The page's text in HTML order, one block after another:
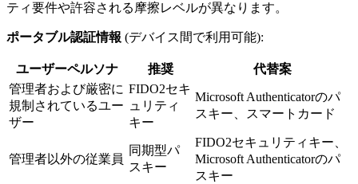
ティ要件や許容される摩擦レベルが異なります。
ポータブル認証情報 (デバイス間で利用可能):
ユーザーペルソナ 推奨
代替案
管理者および厳密に
規制されているユー
ザー
FIDO2セキ
ュリティ
キー
Microsoft Authenticatorのパ
スキー、スマートカード
管理者以外の従業員
同期型パ
スキー
FIDO2セキュリティキー、
Microsoft Authenticatorのパ
スキー